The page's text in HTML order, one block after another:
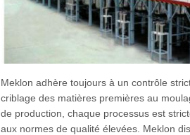
Meklon adhère toujours à un contrôle
criblage des matières premières au
de production, chaque processus est
aux normes de qualité élevées. Meklon